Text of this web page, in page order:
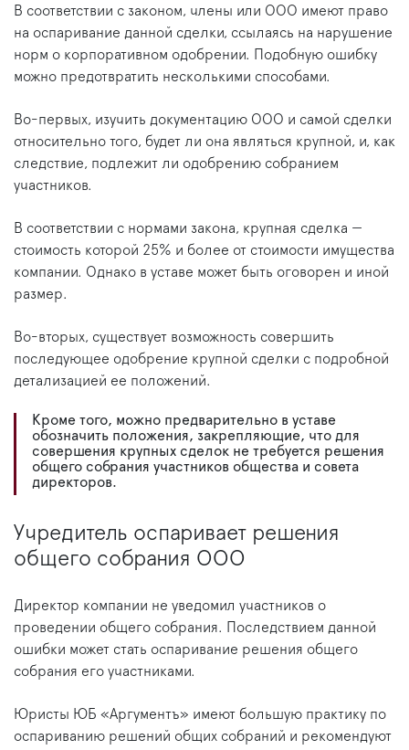
В соответствии с законом, члены или ООО имеют право
на оспаривание данной сделки, ссылаясь на нарушение
норм о корпоративном одобрении. Подобную ошибку
можно предотвратить несколькими способами.
Во-первых, изучить документацию ООО и самой сделки
относительно того, будет ли она являться крупной, и, как
следствие, подлежит ли одобрению собранием
участников.
В соответствии с нормами закона, крупная сделка —
стоимость которой 25% и более от стоимости имущества
компании. Однако в уставе может быть оговорен и иной
размер.
Во-вторых, существует возможность совершить
последующее одобрение крупной сделки с подробной
детализацией ее положений.
Кроме того, можно предварительно в уставе
обозначить положения, закрепляющие, что для
совершения крупных сделок не требуется решения
общего собрания участников общества и совета
директоров.
Учредитель оспаривает решения
общего собрания ООО
Директор компании не уведомил участников о
проведении общего собрания. Последствием данной
ошибки может стать оспаривание решения общего
собрания его участниками.
Юристы ЮБ «Аргументъ» имеют большую практику по
оспариванию решений общих собраний и рекомендуют